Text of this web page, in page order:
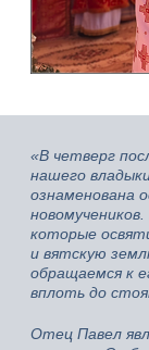
«В четверг
нашего
ознаменована
которые
и вятскую
обращаемся к
вплоть до
Отец Павел